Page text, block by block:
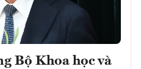
Bộ Khoa học và